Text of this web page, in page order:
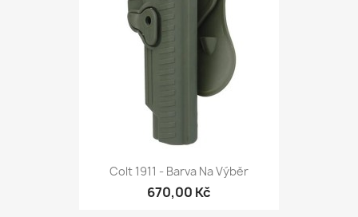
Colt 1911 - Barva Na Výběr
670,00 Kč